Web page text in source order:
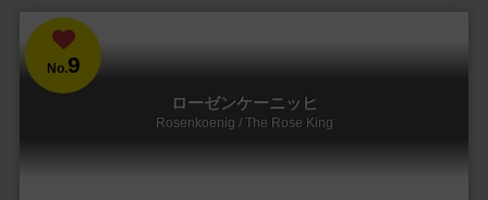
No.9
ローゼンケーニッヒ
Rosenkoenig / The Rose King